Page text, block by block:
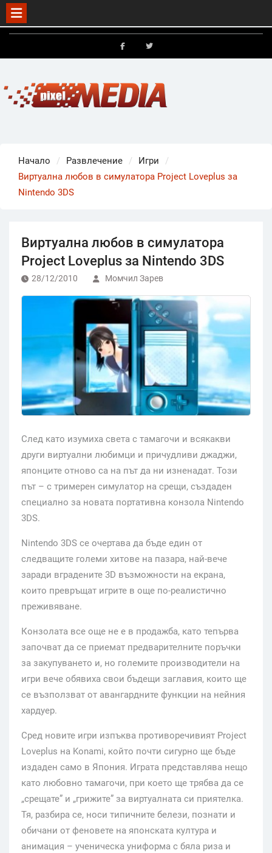
Skip
Начало Развлечение
Игри
Виртуална любов в симулатора Project Loveplus за
Nintendo 3DS
Виртуална любов в симулатора
Project Loveplus за Nintendo 3DS
28/12/2010 Момчил Зарев
След като изумиха света с тамагочи и всякакви
други виртуални любимци и причудливи джаджи,
японците отново са на път да ни изненадат. Този
път – с тримерен симулатор на срещи, създаден
специално за новата портативна конзола Nintendo
3DS.
Nintendo 3DS се очертава да бъде един от
следващите големи хитове на пазара, най-вече
заради вградените 3D възможности на екрана,
които превръщат игрите в още по-реалистично
преживяване.
Конзолата все още не е в продажба, като тепърва
започват да се приемат предварителните поръчки
за закупуването и, но големите производители на
игри вече обявиха свои бъдещи заглавия, които ще
се възползват от авангардните функции на нейния
хардуер.
Сред новите игри изпъква противоречивият Project
Loveplus на Konami, който почти сигурно ще бъде
издаден само в Япония. Играта представлява нещо
като любовно тамагочи, при което ще трябва да се
„срещате” и „грижите” за виртуалната си приятелка.
Тя, разбира се, носи типичните белези, познати и
обичани от феновете на японската култура и
анимация – ученическа униформа с бяла риза и